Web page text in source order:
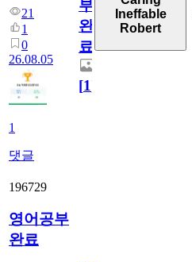
21
1
0
26.08.05
1
댓글
부
완
료
[1]
Ineffable
Robert
196729
영어공부
완료